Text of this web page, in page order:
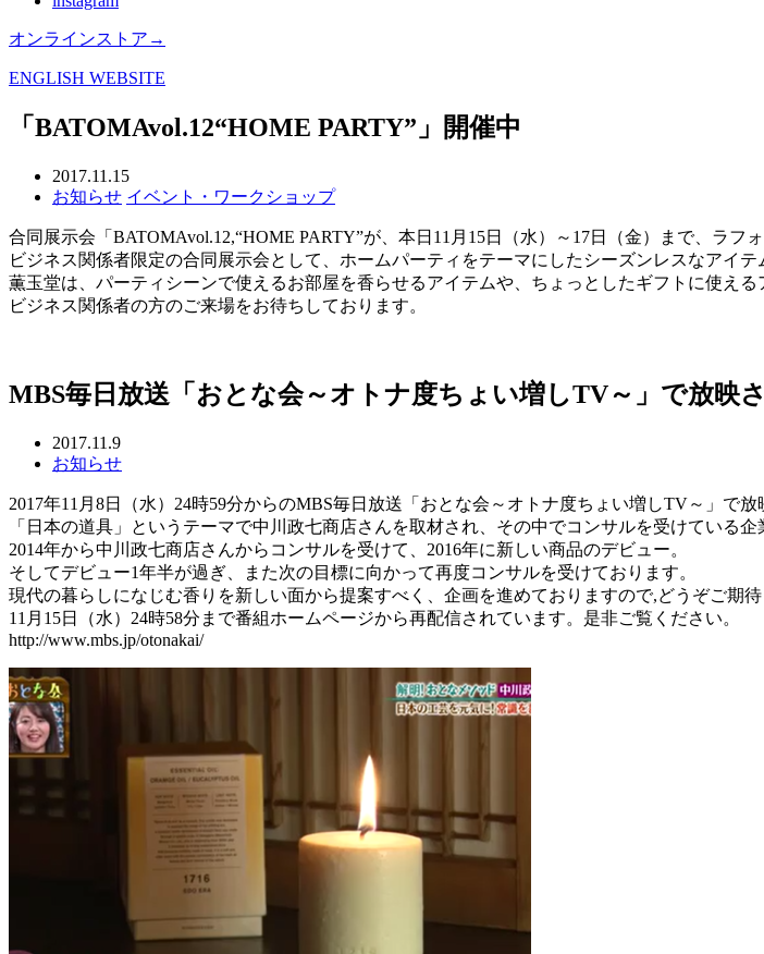
オンラインストア →
ENGLISH WEBSITE
「BATOMAvol.12“HOME PARTY”」開催中
2017.11.15
お知らせ イベント・ワークショップ
合同展示会「BATOMAvol.12,“HOME PARTY”が、本日11月15日（水）～17日（金）まで、ラフ
ビジネス関係者限定の合同展示会として、ホームパーティをテーマにしたシーズンレスなアイテ
薫玉堂は、パーティシーンで使えるお部屋を香らせるアイテムや、ちょっとしたギフトに使える
ビジネス関係者の方のご来場をお待ちしております。
MBS毎日放送「おとな会～オトナ度ちょい増しTV～」で放映
2017.11.9
お知らせ
2017年11月8日（水）24時59分からのMBS毎日放送「おとな会～オトナ度ちょい増しTV～」で放
「日本の道具」というテーマで中川政七商店さんを取材され、その中でコンサルを受けている企
2014年から中川政七商店さんからコンサルを受けて、2016年に新しい商品のデビュー。
そしてデビュー1年半が過ぎ、また次の目標に向かって再度コンサルを受けております。
現代の暮らしになじむ香りを新しい面から提案すべく、企画を進めておりますので,どうぞご期待
11月15日（水）24時58分まで番組ホームページから再配信されています。是非ご覧ください。
http://www.mbs.jp/otonakai/